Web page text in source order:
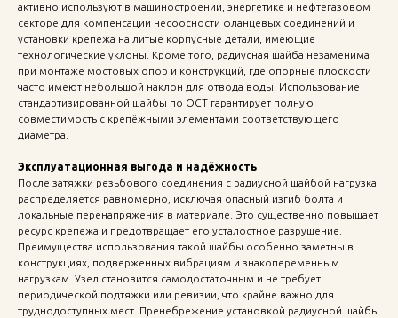
активно используют в машиностроении, энергетике и нефтегазовом
секторе для компенсации несоосности фланцевых соединений и
установки крепежа на литые корпусные детали, имеющие
технологические уклоны. Кроме того, радиусная шайба незаменима
при монтаже мостовых опор и конструкций, где опорные плоскости
часто имеют небольшой наклон для отвода воды. Использование
стандартизированной шайбы по ОСТ гарантирует полную
совместимость с крепёжными элементами соответствующего
диаметра.
Эксплуатационная выгода и надёжность
После затяжки резьбового соединения с радиусной шайбой нагрузка
распределяется равномерно, исключая опасный изгиб болта и
локальные перенапряжения в материале. Это существенно повышает
ресурс крепежа и предотвращает его усталостное разрушение.
Преимущества использования такой шайбы особенно заметны в
конструкциях, подверженных вибрациям и знакопеременным
нагрузкам. Узел становится самодостаточным и не требует
периодической подтяжки или ревизии, что крайне важно для
труднодоступных мест. Пренебрежение установкой радиусной шайбы